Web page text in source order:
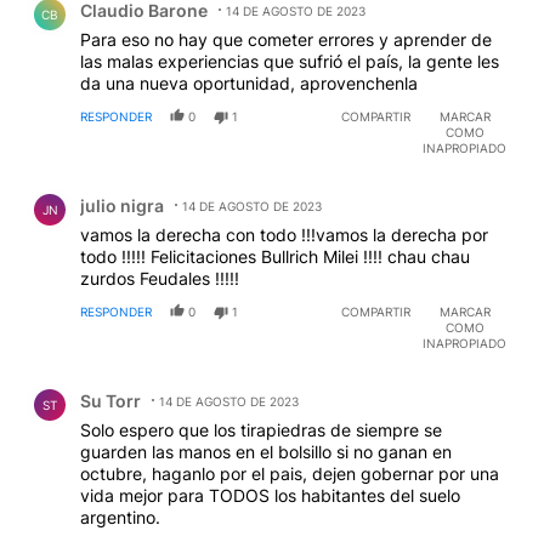
CB Claudio Barone 14 DE AGOSTO DE 2023
Para eso no hay que cometer errores y aprender de
las malas experiencias que sufrió el país, la gente les
da una nueva oportunidad, aprovenchenla
RESPONDER 0 1 COMPARTIR
MARCAR
COMO
INAPROPIADO
JN julio nigra 14 DE AGOSTO DE 2023
vamos la derecha con todo !!!vamos la derecha por
todo !!!!! Felicitaciones Bullrich Milei !!!! chau chau
zurdos Feudales !!!!!
RESPONDER 0 1 COMPARTIR
MARCAR
COMO
INAPROPIADO
ST Su Torr 14 DE AGOSTO DE 2023
Solo espero que los tirapiedras de siempre se
guarden las manos en el bolsillo si no ganan en
octubre, haganlo por el pais, dejen gobernar por una
vida mejor para TODOS los habitantes del suelo
argentino.